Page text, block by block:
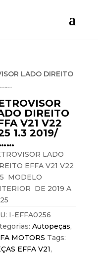
LADO DIREITO
DIREITO
V21 V22
1.3 2019/
LADO
EFFA V21 V22
MODELO
DE 2019 A
I-EFFA0256
Autopeças,
MOTORS Tags:
EFFA V21,